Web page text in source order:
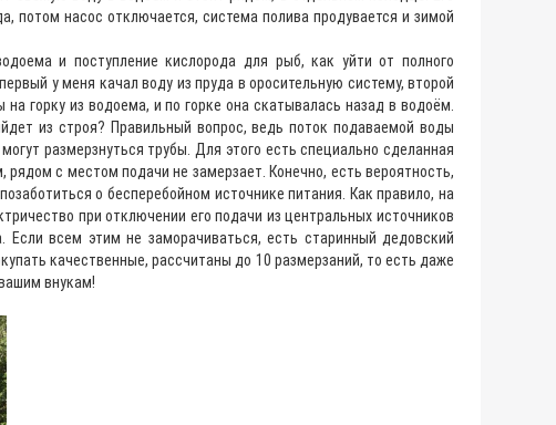
потом насос отключается, система полива продувается и зимой
и поступление кислорода для рыб, как уйти от полного
у меня качал воду из пруда в оросительную систему, второй
горку из водоема, и по горке она скатывалась назад в водоём.
из строя? Правильный вопрос, ведь поток подаваемой воды
размерзнуться трубы. Для этого есть специально сделанная
с местом подачи не замерзает. Конечно, есть вероятность,
о бесперебойном источнике питания. Как правило, на
при отключении его подачи из центральных источников
Если всем этим не заморачиваться, есть старинный дедовский
качественные, рассчитаны до 10 размерзаний, то есть даже
внукам!